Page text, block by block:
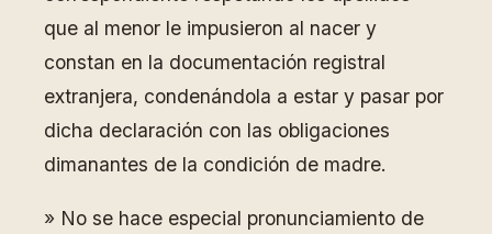
que al menor le impusieron al nacer y
constan en la documentación registral
extranjera, condenándola a estar y pasar por
dicha declaración con las obligaciones
dimanantes de la condición de madre.
» No se hace especial pronunciamiento de